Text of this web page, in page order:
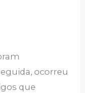
ocorreu
que